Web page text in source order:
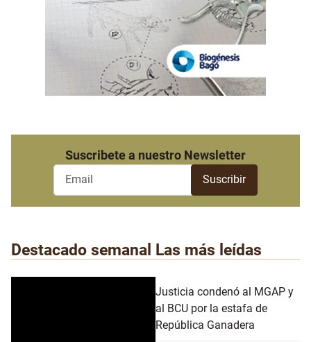
Suscribete a nuestro Newsletter
Destacado semanal Las más leídas
Justicia condenó al MGAP y
al BCU por la estafa de
República Ganadera